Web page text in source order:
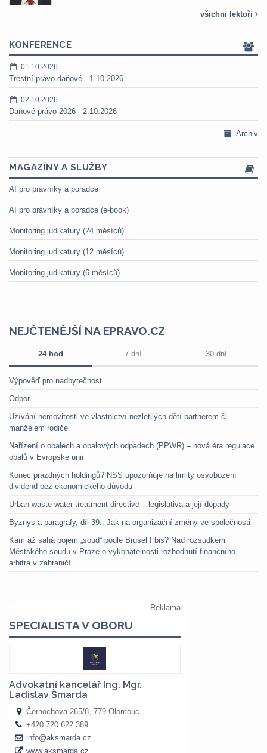
všichni lektoři
KONFERENCE
01.10.2026
Trestní právo daňové - 1.10.2026
02.10.2026
Daňové právo 2026 - 2.10.2026
Archiv
MAGAZÍNY A SLUŽBY
AI pro právníky a poradce
AI pro právníky a poradce (e-book)
Monitoring judikatury (24 měsíců)
Monitoring judikatury (12 měsíců)
Monitoring judikatury (6 měsíců)
NEJČTENĚJŠÍ NA EPRAVO.CZ
24 hod 7 dní 30 dní
Výpověď pro nadbytečnost
Odpor
Užívání nemovitosti ve vlastnictví nezletilých dětí partnerem či
manželem rodiče
Nařízení o obalech a obalových odpadech (PPWR) – nová éra regulace
obalů v Evropské unii
Konec prázdných holdingů? NSS upozorňuje na limity osvobození
dividend bez ekonomického důvodu
Urban waste water treatment directive – legislativa a její dopady
Byznys a paragrafy, díl 39.: Jak na organizační změny ve společnosti
Kam až sahá pojem „soud“ podle Brusel I bis? Nad rozsudkem
Městského soudu v Praze o vykonatelnosti rozhodnutí finančního
arbitra v zahraničí